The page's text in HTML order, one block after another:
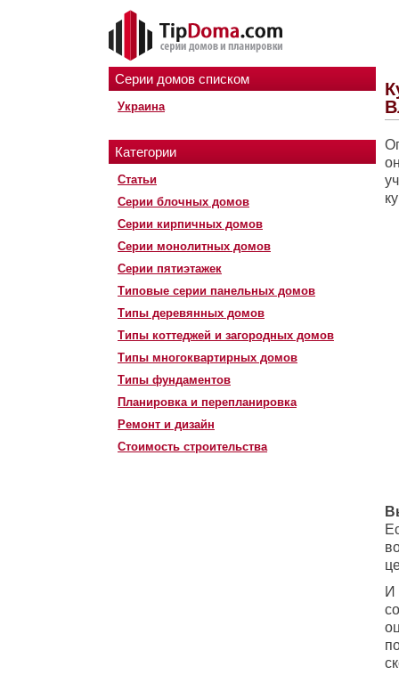
Серии домов списком
Украина
Категории
Статьи
Серии блочных домов
Серии кирпичных домов
Серии монолитных домов
Серии пятиэтажек
Типовые серии панельных домов
Типы деревянных домов
Типы коттеджей и загородных домов
Типы многоквартирных домов
Типы фундаментов
Планировка и перепланировка
Ремонт и дизайн
Стоимость строительства
И